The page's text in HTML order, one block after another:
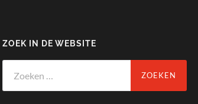
ZOEK IN DE WEBSITE
naar: